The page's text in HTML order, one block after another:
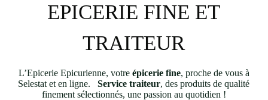
EPICERIE FINE ET
TRAITEUR
L’Epicerie Epicurienne, votre épicerie fine, proche de vous à
Selestat et en ligne.
Service traiteur, des produits de qualité
finement sélectionnés, une passion au quotidien !